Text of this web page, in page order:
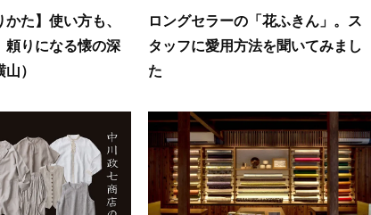
た】使い方も、
頼りになる懐の深
）
ロングセラーの「花ふきん」。ス
タッフに愛用方法を聞いてみまし
た